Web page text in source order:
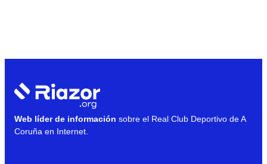
Web líder de información sobre el Real Club Deportivo de A
Coruña en Internet.